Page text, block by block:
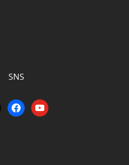
SNS
facebook
youtube